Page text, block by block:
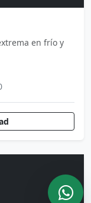
en frío y